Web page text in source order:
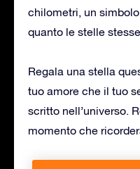
chilometri, un
quanto le stelle
Regala una stella
tuo amore che il tuo
scritto nell’universo.
momento che